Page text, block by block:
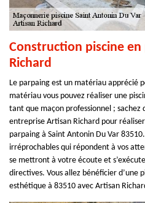
Construction piscine
Richard
Le parpaing est un matériau apprécié
matériau vous pouvez réaliser une
tant que maçon professionnel ;
entreprise Artisan Richard pour
parpaing à Saint Antonin Du Var
irréprochables qui répondent à vos
se mettront à votre écoute et
directives. Vous allez bénéficier d’une
esthétique à 83510 avec Artisan